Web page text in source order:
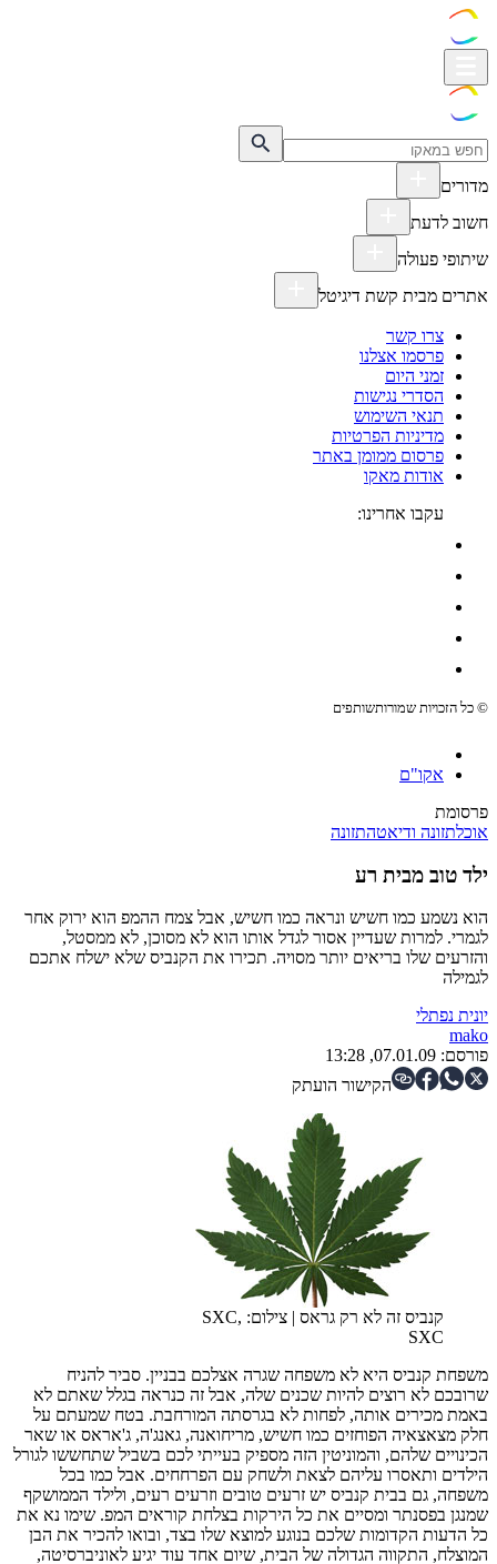
מדורים
חשוב לדעת
שיתופי פעולה
אתרים מבית קשת דיגיטל
צרו קשר
פרסמו אצלנו
זמני היום
הסדרי נגישות
תנאי השימוש
מדיניות הפרטיות
פרסום ממומן באתר
אודות מאקו
עקבו אחרינו:
© כל הזכויות שמורותשותפים
אקו"ם
פרסומת
אוכלתזונה ודיאטהתזונה
ילד טוב מבית רע
הוא נשמע כמו חשיש ונראה כמו חשיש, אבל צמח ההמפ הוא ירוק אחר
לגמרי. למרות שעדיין אסור לגדל אותו הוא לא מסוכן, לא ממסטל,
והזרעים שלו בריאים יותר מסויה. תכירו את הקנביס שלא ישלח אתכם
לגמילה
יונית נפתלי
mako
פורסם: 07.01.09, 13:28
הקישור הועתק
קנביס זה לא רק גראס |
צילום: SXC,
SXC
משפחת קנביס היא לא משפחה שגרה אצלכם בבניין. סביר להניח
שרובכם לא רוצים להיות שכנים שלה, אבל זה כנראה בגלל שאתם לא
באמת מכירים אותה, לפחות לא בגרסתה המורחבת. בטח שמעתם על
חלק מצאצאיה הפוחזים כמו חשיש, מריחואנה, גאנג'ה, ג'אראס או שאר
הכינויים שלהם, והמוניטין הזה מספיק בעייתי לכם בשביל שתחששו לגורל
הילדים ותאסרו עליהם לצאת ולשחק עם הפרחחים. אבל כמו בכל
משפחה, גם בבית קנביס יש זרעים טובים וזרעים רעים, ולילד הממושקף
שמנגן בפסנתר ומסיים את כל הירקות בצלחת קוראים המפ. שימו נא את
כל הדעות הקדומות שלכם בנוגע למוצא שלו בצד, ובואו להכיר את הבן
המוצלח, התקווה הגדולה של הבית, שיום אחד עוד יגיע לאוניברסיטה,